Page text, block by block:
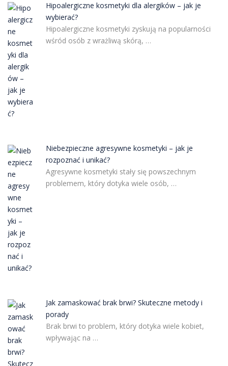
Hipoalergiczne kosmetyki dla alergików – jak je
wybierać?
Hipoalergiczne kosmetyki zyskują na popularności
wśród osób z wrażliwą skórą, …
Niebezpieczne agresywne kosmetyki – jak je
rozpoznać i unikać?
Agresywne kosmetyki stały się powszechnym
problemem, który dotyka wiele osób, …
Jak zamaskować brak brwi? Skuteczne metody i
porady
Brak brwi to problem, który dotyka wiele kobiet,
wpływając na …